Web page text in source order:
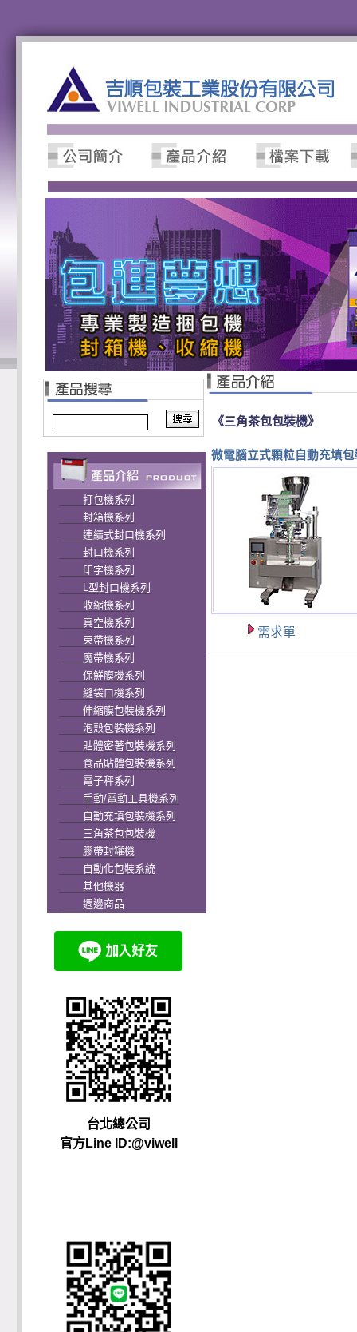
打包機系列
封箱機系列
連續式封口機系列
封口機系列
印字機系列
L型封口機系列
收縮機系列
真空機系列
束帶機系列
魔帶機系列
保鮮膜機系列
縫袋口機系列
伸縮膜包裝機系列
泡殼包裝機系列
貼體密著包裝機系列
食品貼體包裝機系列
電子秤系列
手動/電動工具機系列
自動充填包裝機系列
三角茶包包裝機
膠帶封罐機
自動化包裝系統
其他機器
週邊商品
台北總公司
官方Line ID:@viwell
《三角茶包包裝機》
微電腦立式顆粒自動充填包
需求單